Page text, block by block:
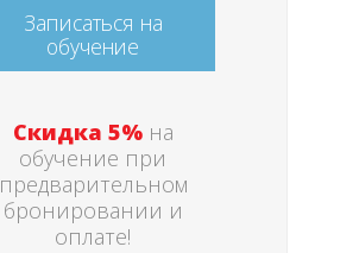
Записаться на
обучение
Скидка 5%на
обучение при
предварительном
бронировании и
оплате!